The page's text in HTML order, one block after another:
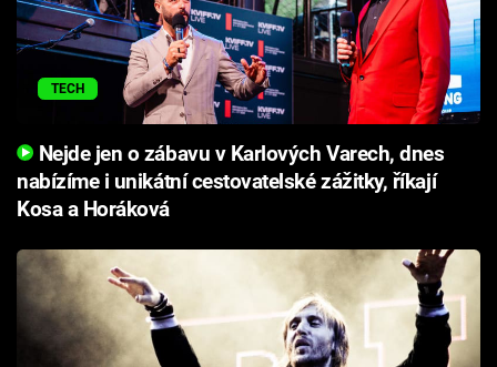
TECH
Nejde jen o zábavu v Karlových Varech, dnes
nabízíme i unikátní cestovatelské zážitky, říkají
Kosa a Horáková